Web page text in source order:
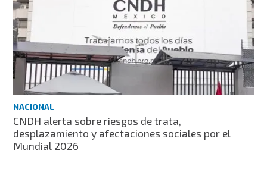
NACIONAL
CNDH alerta sobre riesgos de trata,
desplazamiento y afectaciones sociales por el
Mundial 2026